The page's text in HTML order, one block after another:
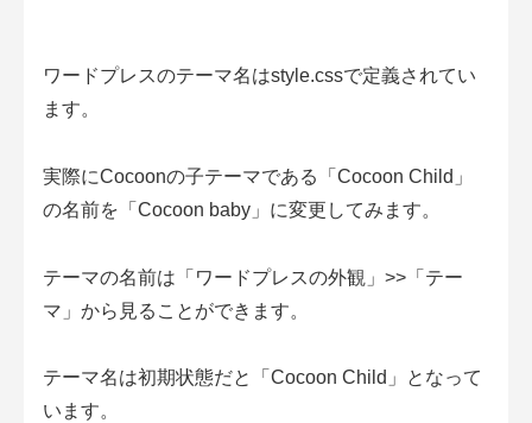
ワードプレスのテーマ名はstyle.cssで定義されてい
ます。
実際にCocoonの子テーマである「Cocoon Child」
の名前を「Cocoon baby」に変更してみます。
テーマの名前は「ワードプレスの外観」>>「テー
マ」から見ることができます。
テーマ名は初期状態だと「Cocoon Child」となって
います。